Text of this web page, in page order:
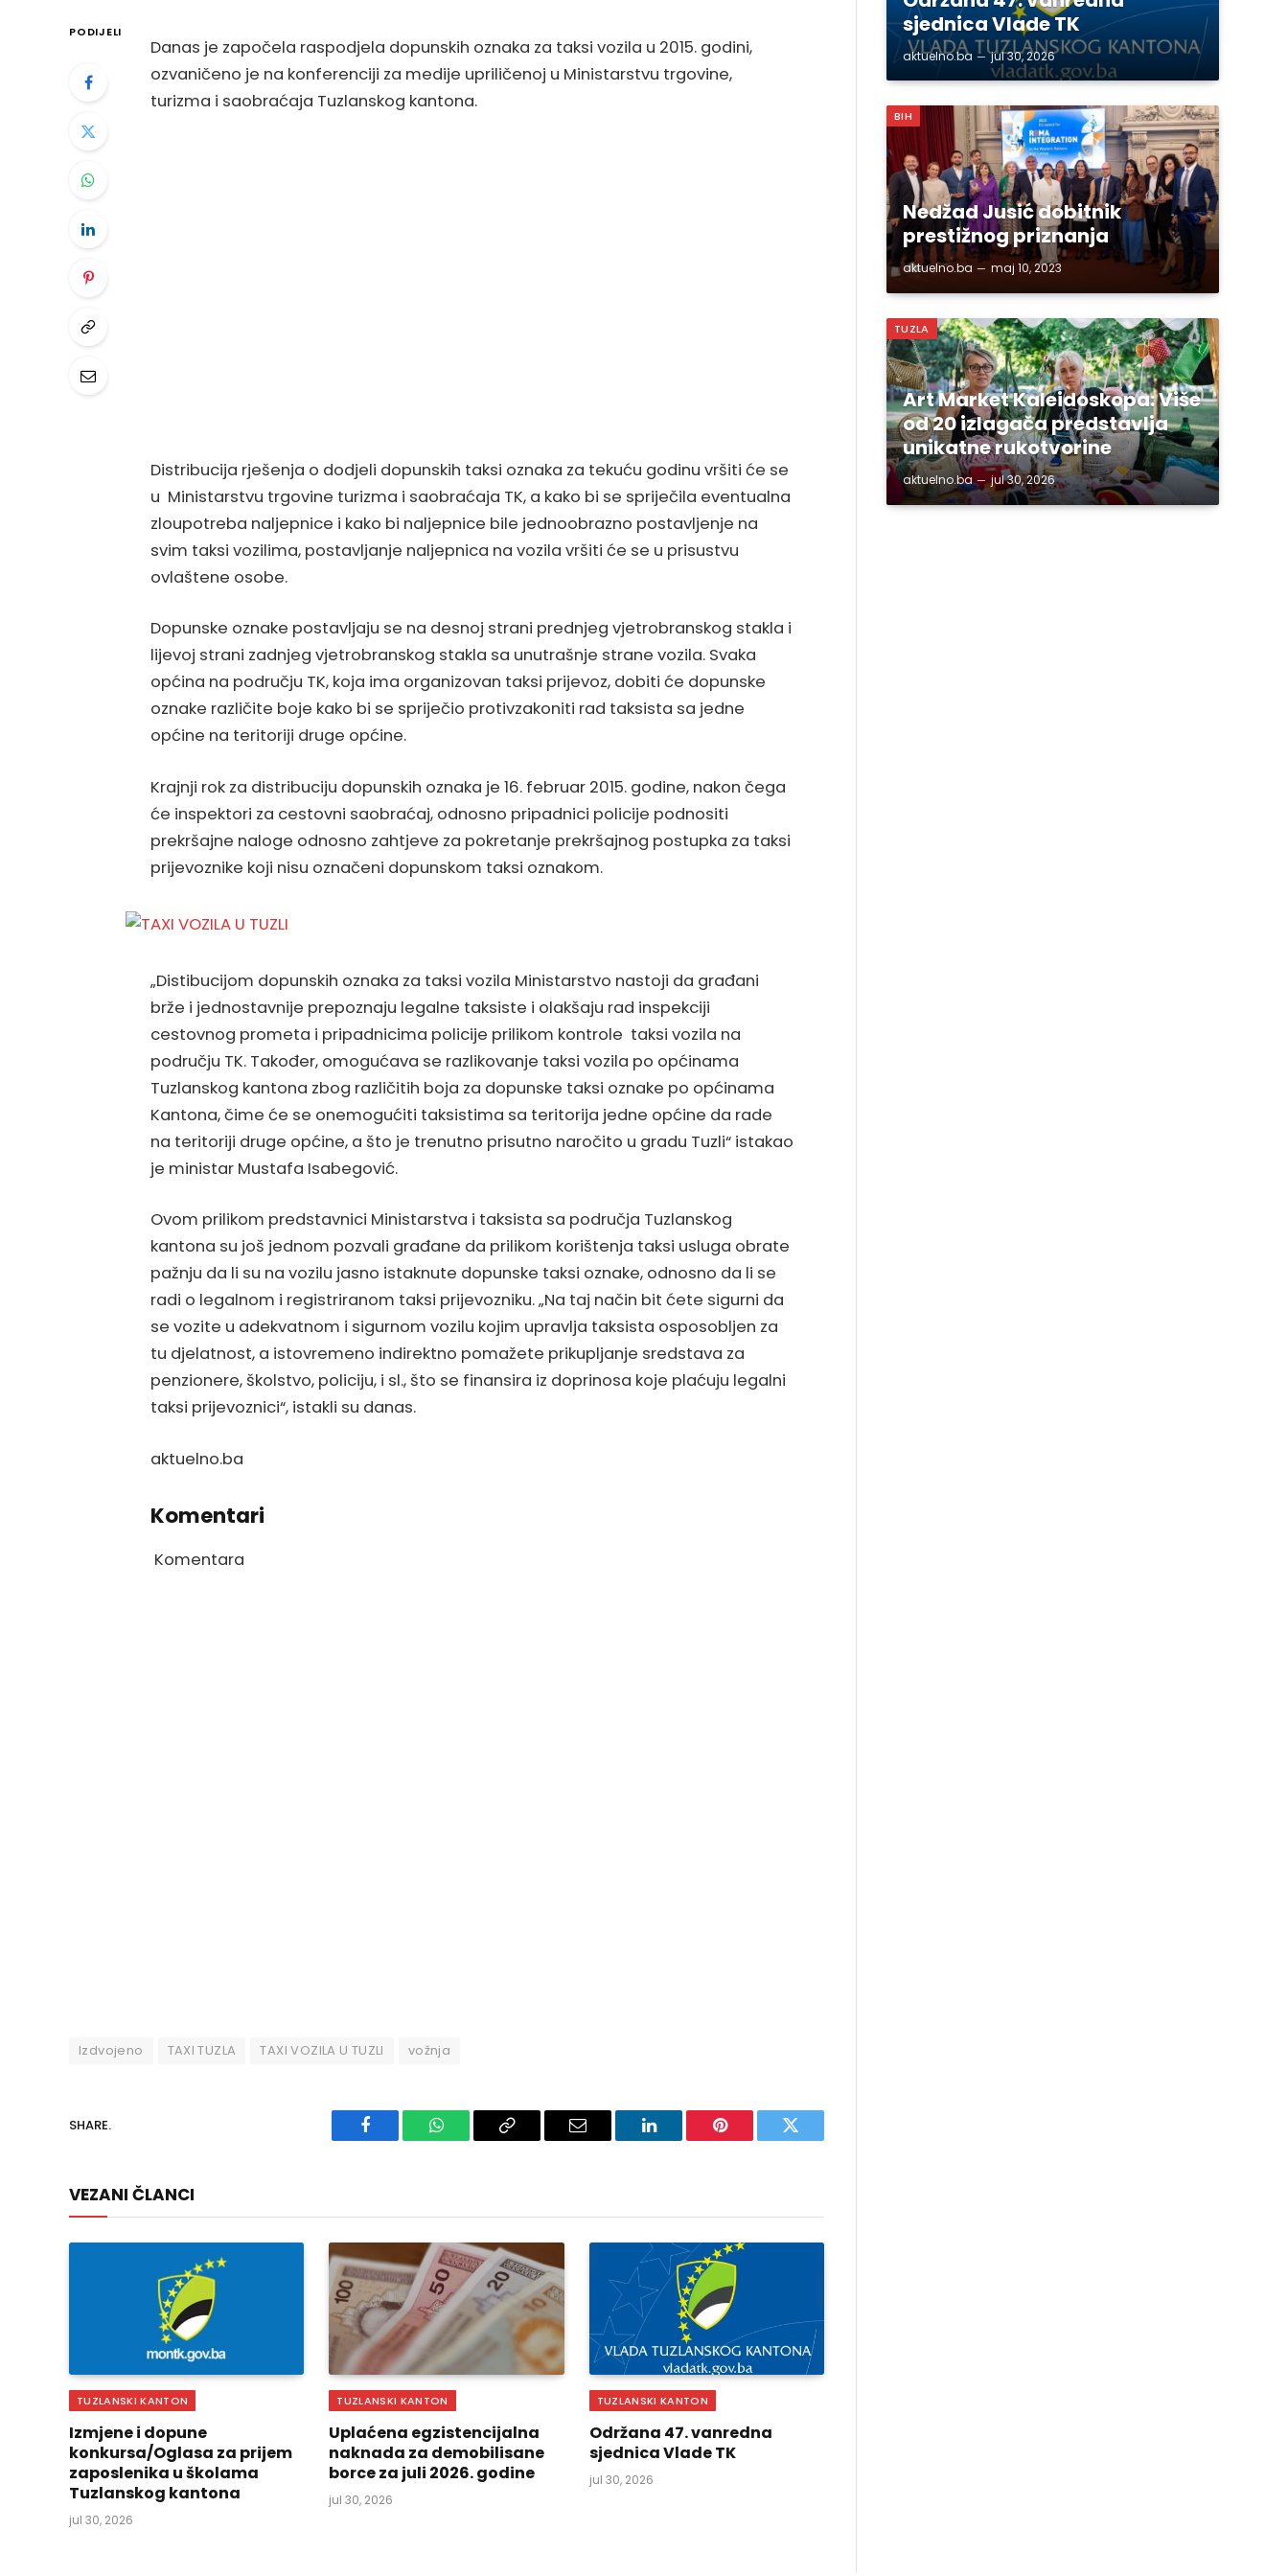
PODIJELI
Danas je započela raspodjela dopunskih oznaka za taksi vozila u 2015. godini,
ozvaničeno je na konferenciji za medije upriličenoj u Ministarstvu trgovine,
turizma i saobraćaja Tuzlanskog kantona.
Distribucija rješenja o dodjeli dopunskih taksi oznaka za tekuću godinu vršiti će se
u Ministarstvu trgovine turizma i saobraćaja TK, a kako bi se spriječila eventualna
zloupotreba naljepnice i kako bi naljepnice bile jednoobrazno postavljenje na
svim taksi vozilima, postavljanje naljepnica na vozila vršiti će se u prisustvu
ovlaštene osobe.
Dopunske oznake postavljaju se na desnoj strani prednjeg vjetrobranskog stakla i
lijevoj strani zadnjeg vjetrobranskog stakla sa unutrašnje strane vozila. Svaka
općina na području TK, koja ima organizovan taksi prijevoz, dobiti će dopunske
oznake različite boje kako bi se spriječio protivzakoniti rad taksista sa jedne
općine na teritoriji druge općine.
Krajnji rok za distribuciju dopunskih oznaka je 16. februar 2015. godine, nakon čega
će inspektori za cestovni saobraćaj, odnosno pripadnici policije podnositi
prekršajne naloge odnosno zahtjeve za pokretanje prekršajnog postupka za taksi
prijevoznike koji nisu označeni dopunskom taksi oznakom.
„Distibucijom dopunskih oznaka za taksi vozila Ministarstvo nastoji da građani
brže i jednostavnije prepoznaju legalne taksiste i olakšaju rad inspekciji
cestovnog prometa i pripadnicima policije prilikom kontrole taksi vozila na
području TK. Također, omogućava se razlikovanje taksi vozila po općinama
Tuzlanskog kantona zbog različitih boja za dopunske taksi oznake po općinama
Kantona, čime će se onemogućiti taksistima sa teritorija jedne općine da rade
na teritoriji druge općine, a što je trenutno prisutno naročito u gradu Tuzli“ istakao
je ministar Mustafa Isabegović.
Ovom prilikom predstavnici Ministarstva i taksista sa područja Tuzlanskog
kantona su još jednom pozvali građane da prilikom korištenja taksi usluga obrate
pažnju da li su na vozilu jasno istaknute dopunske taksi oznake, odnosno da li se
radi o legalnom i registriranom taksi prijevozniku. „Na taj način bit ćete sigurni da
se vozite u adekvatnom i sigurnom vozilu kojim upravlja taksista osposobljen za
tu djelatnost, a istovremeno indirektno pomažete prikupljanje sredstava za
penzionere, školstvo, policiju, i sl., što se finansira iz doprinosa koje plaćuju legalni
taksi prijevoznici“, istakli su danas.
aktuelno.ba
Komentari
Komentara
Izdvojeno TAXI TUZLA TAXI VOZILA U TUZLI vožnja
SHARE.
Facebook WhatsAppCopy
Email LinkedIn Pinterest Twitter
VEZANI ČLANCI
TUZLANSKI KANTON
Izmjene i dopune
konkursa/Oglasa za prijem
zaposlenika u školama
Tuzlanskog kantona
jul 30, 2026
TUZLANSKI KANTON
Uplaćena egzistencijalna
naknada za demobilisane
borce za juli 2026. godine
jul 30, 2026
TUZLANSKI KANTON
Održana 47. vanredna
sjednica Vlade TK
jul 30, 2026
sjednica Vlade TK
aktuelno.ba jul 30, 2026
BIH
Nedžad Jusić dobitnik
prestižnog priznanja
aktuelno.ba maj 10, 2023
TUZLA
Art Market Kaleidoskopa: Više
od 20 izlagača predstavlja
unikatne rukotvorine
aktuelno.ba jul 30, 2026